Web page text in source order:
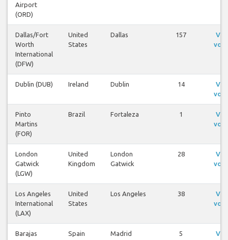
Airport
(ORD)
Dallas/Fort
Worth
International
(DFW)
United
States
Dallas 157
Ver
voos
Dublin (DUB) Ireland Dublin 14
Ver
voos
Pinto
Martins
(FOR)
Brazil Fortaleza 1
Ver
voos
London
Gatwick
(LGW)
United
Kingdom
London
Gatwick
28
Ver
voos
Los Angeles
International
(LAX)
United
States
Los Angeles 38
Ver
voos
Barajas
Spain Madrid 5
Ver